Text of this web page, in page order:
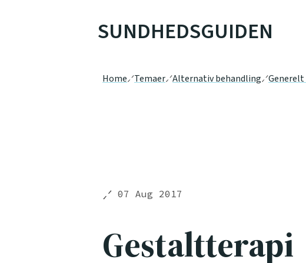
SUNDHEDSGUIDEN
Home Temaer Alternativ behandling
07 Aug 2017
Gestaltterapi